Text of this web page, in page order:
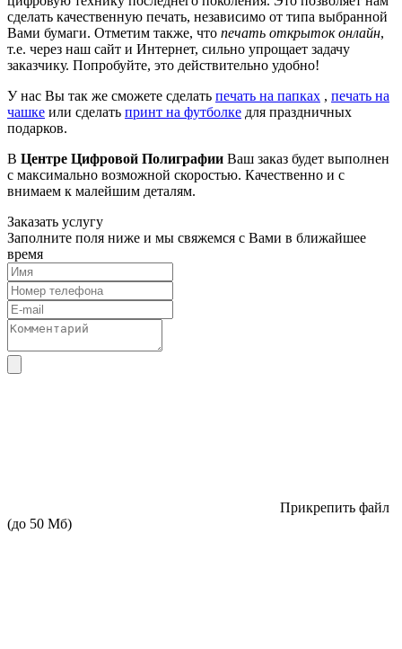
сделать качественную печать, независимо от типа выбранной
Вами бумаги. Отметим также, что печать открыток онлайн,
т.е. через наш сайт и Интернет, сильно упрощает задачу
заказчику. Попробуйте, это действительно удобно!
У нас Вы так же сможете сделать печать на папках , печать на
чашке или сделать принт на футболке для праздничных
подарков.
В Центре Цифровой Полиграфии Ваш заказ будет выполнен
с максимально возможной скоростью. Качественно и с
внимаем к малейшим деталям.
Заказать услугу
Заполните поля ниже и мы свяжемся с Вами в ближайшее
время
Прикрепить файл
(до 50 Мб)